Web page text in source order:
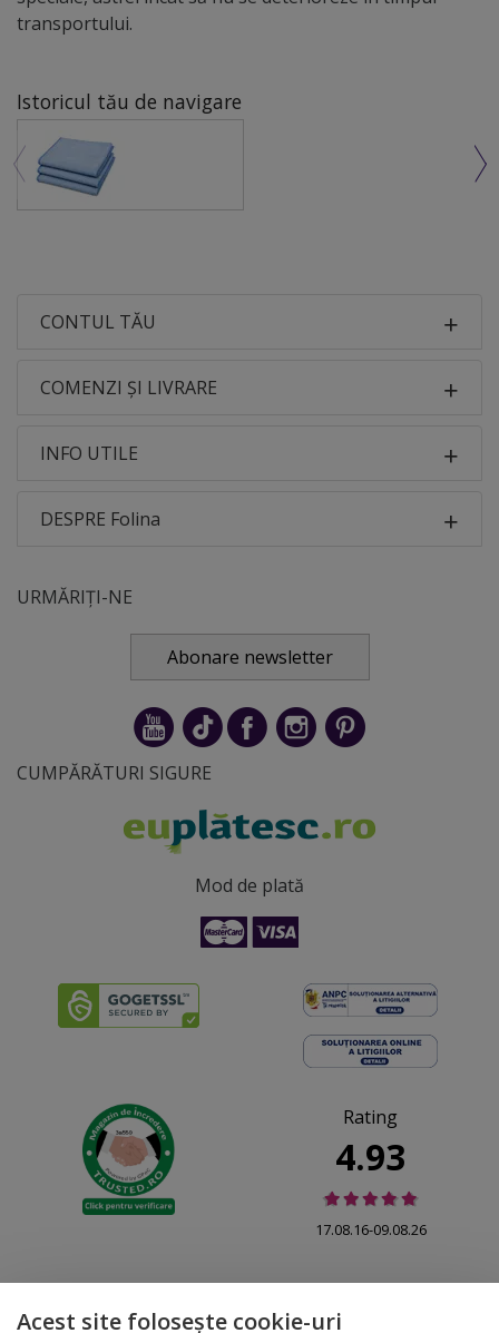
transportului.
Istoricul tău de navigare
CONTUL TĂU
COMENZI ȘI LIVRARE
INFO UTILE
DESPRE Folina
URMĂRIȚI-NE
Abonare newsletter
CUMPĂRĂTURI SIGURE
Mod de plată
Rating
4.93
17.08.16-09.08.26
Acest site folosește cookie-uri